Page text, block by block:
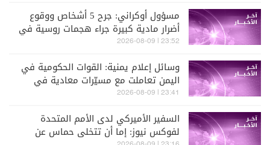
مسؤول أوكراني: جرح 5 أشخاص ووقوع
أضرار مادية كبيرة جراء هجمات روسية في
منطقة سومي
23:52 | 2026-08-09
وسائل إعلام يمنية: القوات الحكومية في
اليمن تعاملت مع مسيّرات معادية في
أجواء المخا
23:41 | 2026-08-09
السفير الأميركي لدى الأمم المتحدة
لفوكس نيوز: إما أن تتخلى حماس عن